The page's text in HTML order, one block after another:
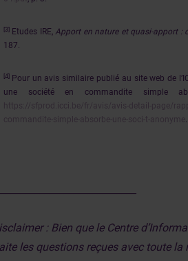
[3] Etudes IRE,Apport en nature et quasi-apport :
187.
[4] Pour un avis similaire publié au site web de
une société en commandite simple
https://sfprod.icci.be/fr/avis/avis-detail-page/
commandite-simple-absorbe-une-soci-t-anonyme.
: Bien que le Centre
les questions reçues avec toute